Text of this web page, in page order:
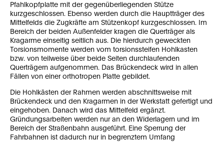
Pfahlkopfplatte mit der gegenüberliegenden Stütze
kurzgeschlossen. Ebenso werden durch die Hauptträger des
Mittelfelds die Zugkräfte am Stützenkopf kurzgeschlossen. Im
Bereich der beiden Außenfelder kragen die Querträger als
Kragarme einseitig seitlich aus. Die hierdurch geweckten
Torsionsmomente werden vom torsionssteifen Hohlkasten
bzw. von teilweise über beide Seiten durchlaufenden
Querträgern aufgenommen. Das Brückendeck wird in allen
Fällen von einer orthotropen Platte gebildet.
Die Hohlkästen der Rahmen werden abschnittsweise mit
Brückendeck und den Kragarmen in der Werkstatt gefertigt und
eingehoben. Danach wird das Mittelfeld ergänzt.
Gründungsarbeiten werden nur an den Widerlagern und im
Bereich der Straßenbahn ausgeführt. Eine Sperrung der
Fahrbahnen ist dadurch nur in begrenztem Umfang